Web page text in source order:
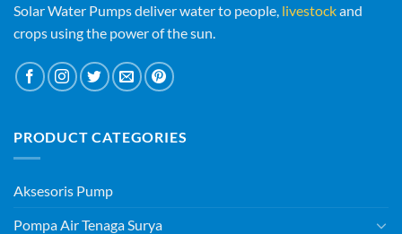
Solar Water Pumps deliver water to people, livestockand
crops using the power of the sun.
PRODUCT CATEGORIES
Aksesoris Pump
Pompa Air Tenaga Surya